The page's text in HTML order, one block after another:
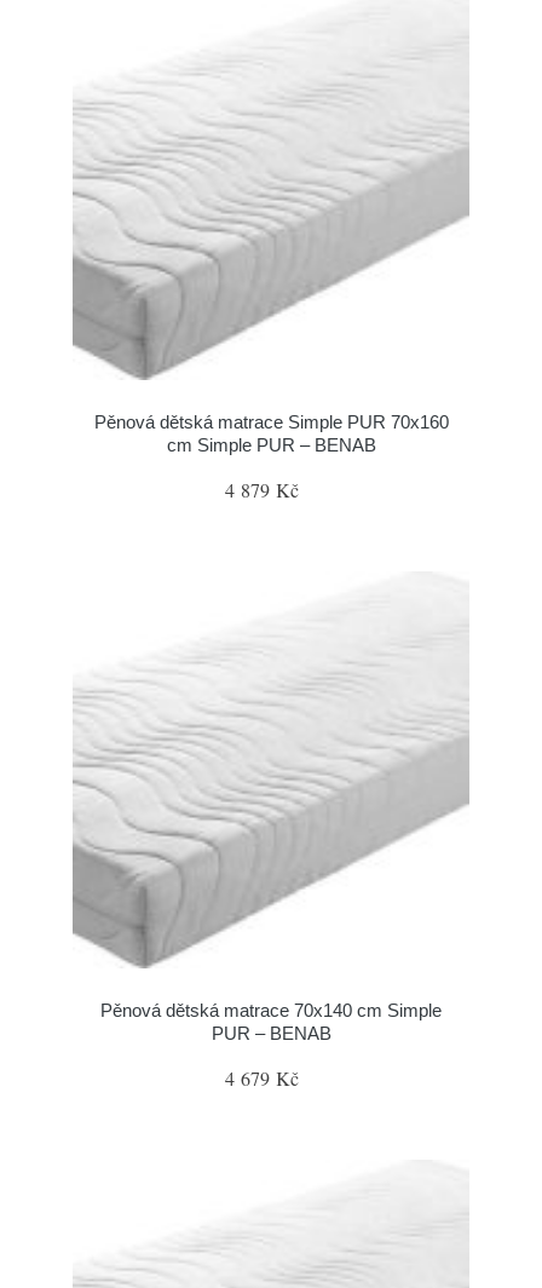
Pěnová dětská matrace Simple PUR 70x160
cm Simple PUR – BENAB
4 879 Kč
Pěnová dětská matrace 70x140 cm Simple
PUR – BENAB
4 679 Kč